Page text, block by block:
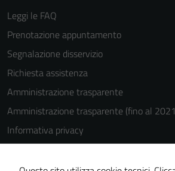
Leggi le FAQ
Prenotazione appuntamento
Segnalazione disservizio
Richiesta assistenza
Amministrazione trasparente
Amministrazione trasparente (fino al
Informativa privacy
Cookie Policy
Note legali